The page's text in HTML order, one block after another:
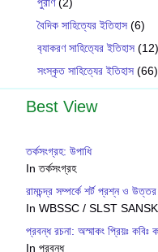
বৈদিক সাহিত্যের ইতিহাস (6)
ব‍্যাকরণ সাহিত‍্যের ইতিহাস (12)
সংস্কৃত সাহিত্যের ইতিহাস (66)
Best View
তর্কসংগ্রহ: উপাধি
In তর্কসংগ্রহ
রামচন্দ্র সম্পর্কে শর্ট প্রশ্ন ও উত্তর
In WBSSC / SLST
প্রবন্ধ রচনা: অস্মাকং প্রিয়ঃ কবিঃ
In প্রবন্ধ